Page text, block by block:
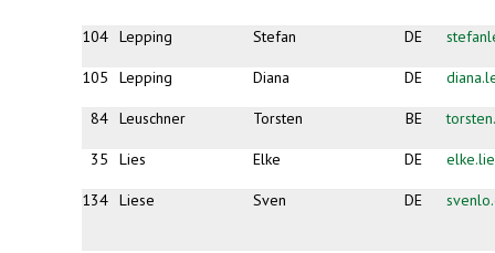
104 Lepping Stefan DE
105 Lepping Diana DE
84 Leuschner Torsten BE
35 Lies Elke DE
134 Liese Sven DE